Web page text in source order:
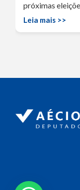
próximas
Leia mais >>